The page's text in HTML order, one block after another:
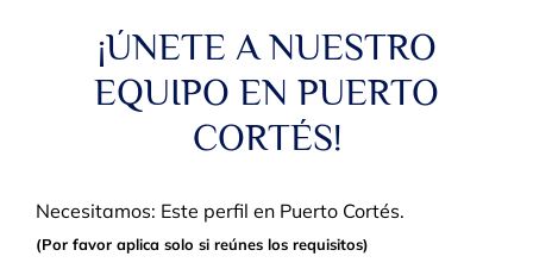
¡ÚNETE A NUESTRO
EQUIPO EN PUERTO
CORTÉS!
Necesitamos: Este perfil en Puerto Cortés.
(Por favor aplica solo si reúnes los requisitos)